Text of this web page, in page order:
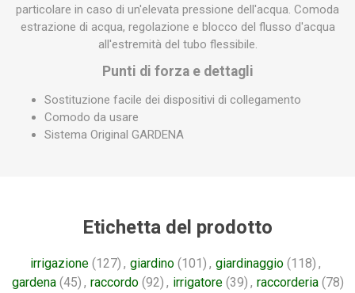
particolare in caso di un'elevata pressione dell'acqua. Comoda
estrazione di acqua, regolazione e blocco del flusso d'acqua
all'estremità del tubo flessibile.
Punti di forza e dettagli
Sostituzione facile dei dispositivi di collegamento
Comodo da usare
Sistema Original GARDENA
Etichetta del prodotto
irrigazione (127) , giardino (101) , giardinaggio (118) ,
gardena (45) , raccordo (92) , irrigatore (39) , raccorderia (78)